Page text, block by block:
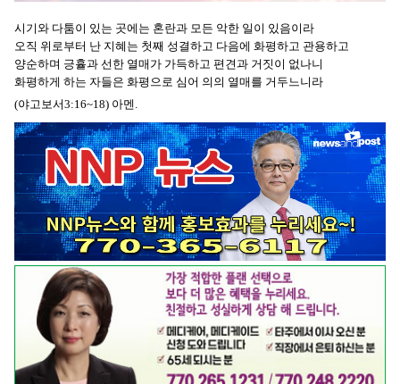
시기와 다툼이 있는 곳에는 혼란과 모든 악한 일이 있음이라
오직 위로부터 난 지혜는 첫째 성결하고 다음에 화평하고 관용하고
양순하며 긍휼과 선한 열매가 가득하고 편견과 거짓이 없나니
화평하게 하는 자들은 화평으로 심어 의의 열매를 거두느니라
(야고보서3:16~18) 아멘.